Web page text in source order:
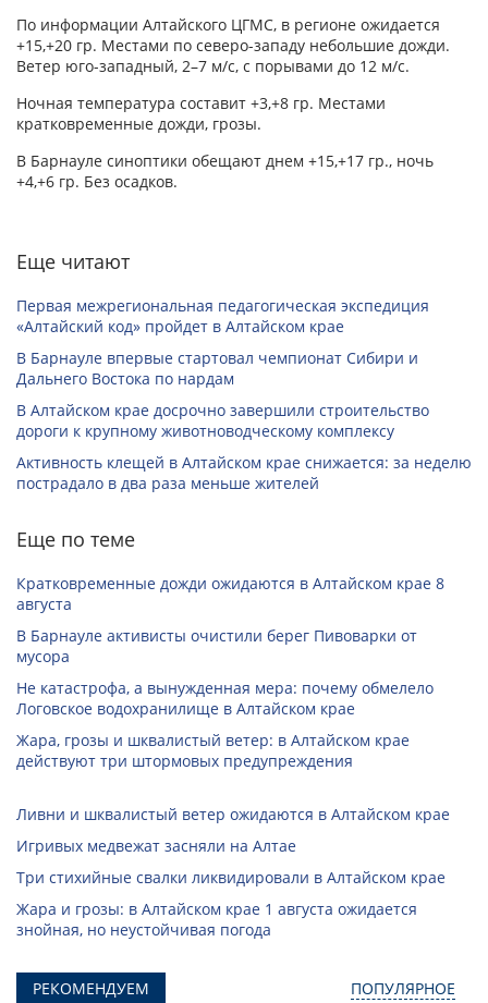
По информации Алтайского ЦГМС, в регионе ожидается
+15,+20 гр. Местами по северо-западу небольшие дожди.
Ветер юго-западный, 2–7 м/с, с порывами до 12 м/с.
Ночная температура составит +3,+8 гр. Местами
кратковременные дожди, грозы.
В Барнауле синоптики обещают днем +15,+17 гр., ночь
+4,+6 гр. Без осадков.
Еще читают
Первая межрегиональная педагогическая экспедиция
«Алтайский код» пройдет в Алтайском крае
В Барнауле впервые стартовал чемпионат Сибири и
Дальнего Востока по нардам
В Алтайском крае досрочно завершили строительство
дороги к крупному животноводческому комплексу
Активность клещей в Алтайском крае снижается: за неделю
пострадало в два раза меньше жителей
Еще по теме
Кратковременные дожди ожидаются в Алтайском крае 8
августа
В Барнауле активисты очистили берег Пивоварки от
мусора
Не катастрофа, а вынужденная мера: почему обмелело
Логовское водохранилище в Алтайском крае
Жара, грозы и шквалистый ветер: в Алтайском крае
действуют три штормовых предупреждения
Ливни и шквалистый ветер ожидаются в Алтайском крае
Игривых медвежат засняли на Алтае
Три стихийные свалки ликвидировали в Алтайском крае
Жара и грозы: в Алтайском крае 1 августа ожидается
знойная, но неустойчивая погода
РЕКОМЕНДУЕМ ПОПУЛЯРНОЕ